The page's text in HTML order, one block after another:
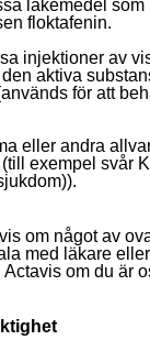
läkemedel
floktafenin.
injektioner av
aktiva
för att
eller andra
exempel svår
om något av
med läkare
om du är